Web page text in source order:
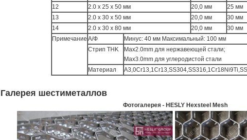
12
2.0 х 25 х 50 мм 20,0 мм 25 мм
13
2.0 х 30 х 50 мм 20,0 мм 30 мм
14
2.0 х 30 х 80 мм 20,0 мм 30 мм
Примечание А/Ф
Минус: 40 мм Максимальный: 100 мм
Стрип THK
Max2.0mm для нержавеющей стали;
Max3.0mm для углеродистой стали
Материал
Галерея шестиметаллов
Фотогалерея - HESLY Hexsteel Mesh